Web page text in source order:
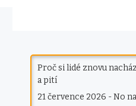
Proč si lidé znovu
a pití
21 července 2026 -No